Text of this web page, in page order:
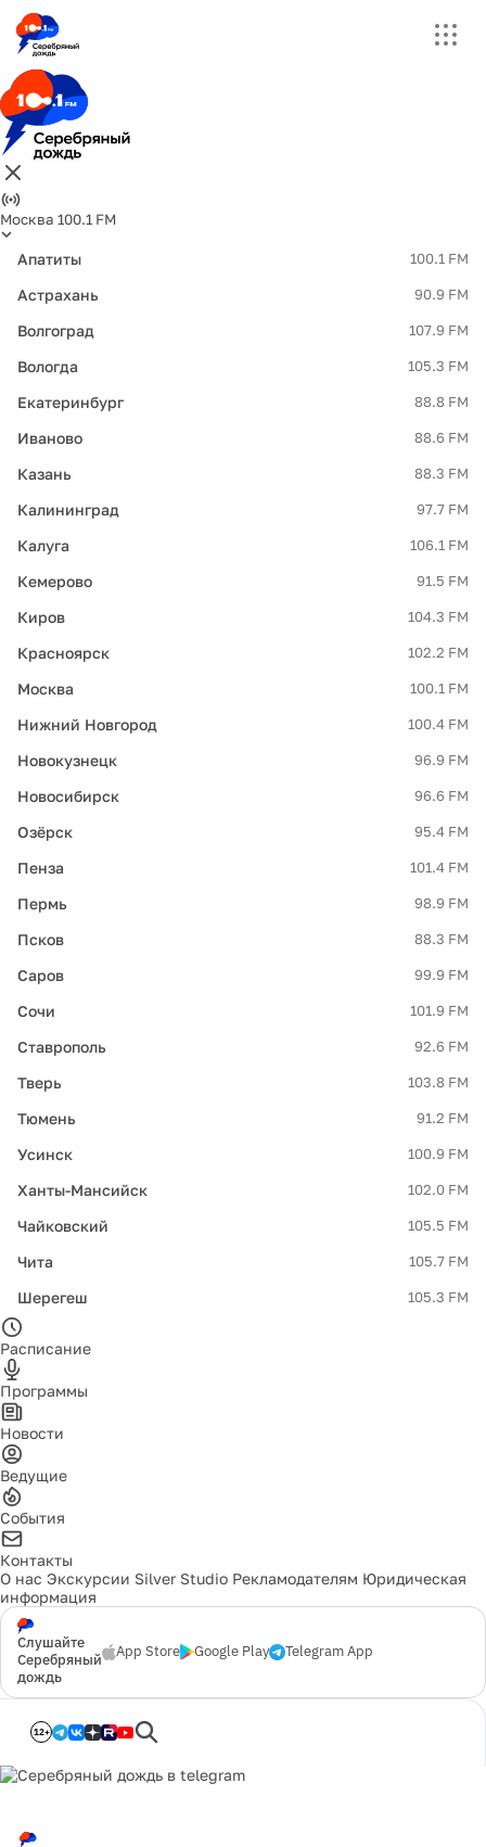
Москва 100.1 FM
Апатиты 100.1 FM
Астрахань 90.9 FM
Волгоград 107.9 FM
Вологда 105.3 FM
Екатеринбург 88.8 FM
Иваново 88.6 FM
Казань 88.3 FM
Калининград 97.7 FM
Калуга 106.1 FM
Кемерово 91.5 FM
Киров 104.3 FM
Красноярск 102.2 FM
Москва 100.1 FM
Нижний Новгород 100.4 FM
Новокузнецк 96.9 FM
Новосибирск 96.6 FM
Озёрск 95.4 FM
Пенза 101.4 FM
Пермь 98.9 FM
Псков 88.3 FM
Саров 99.9 FM
Сочи 101.9 FM
Ставрополь 92.6 FM
Тверь 103.8 FM
Тюмень 91.2 FM
Усинск 100.9 FM
Ханты-Мансийск 102.0 FM
Чайковский 105.5 FM
Чита 105.7 FM
Шерегеш 105.3 FM
Расписание
Программы
Новости
Ведущие
События
Контакты
О нас Экскурсии Silver Studio Рекламодателям Юридическая
информация
Слушайте
Серебряный
дождь
App Store Google Play Telegram App
12+